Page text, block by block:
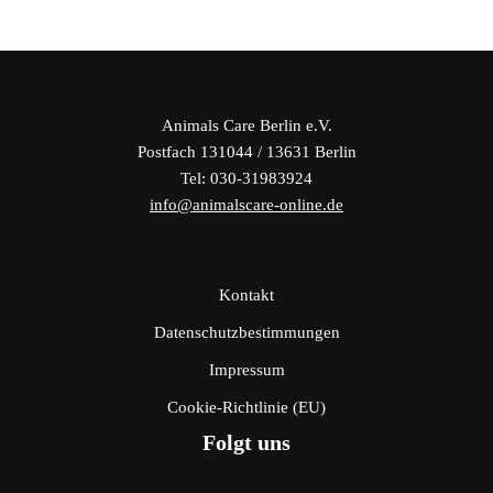
Animals Care Berlin e.V.
Postfach 131044 / 13631 Berlin
Tel: 030-31983924
info@animalscare-online.de
Kontakt
Datenschutzbestimmungen
Impressum
Cookie-Richtlinie (EU)
Folgt uns